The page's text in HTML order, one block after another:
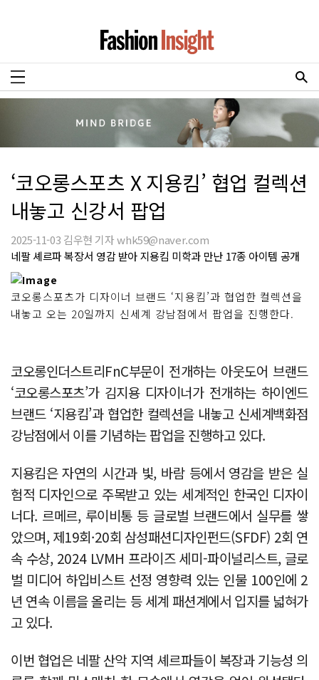
‘코오롱스포츠 X 지용킴’ 협업 컬렉션
내놓고 신강서 팝업
2025-11-03 김우현 기자 whk59@naver.com
네팔 셰르파 복장서 영감 받아 지용킴 미학과 만난 17종 아이템 공개
코오롱스포츠가 디자이너 브랜드 ‘지용킴’과 협업한 컬렉션을
내놓고 오는 20일까지 신세계 강남점에서 팝업을 진행한다.
코오롱인더스트리FnC부문이 전개하는 아웃도어 브랜드
‘코오롱스포츠’가 김지용 디자이너가 전개하는 하이엔드
브랜드 ‘지용킴’과 협업한 컬렉션을 내놓고 신세계백화점
강남점에서 이를 기념하는 팝업을 진행하고 있다.
지용킴은 자연의 시간과 빛, 바람 등에서 영감을 받은 실
험적 디자인으로 주목받고 있는 세계적인 한국인 디자이
너다. 르메르, 루이비통 등 글로벌 브랜드에서 실무를 쌓
았으며, 제19회·20회 삼성패션디자인펀드(SFDF) 2회 연
속 수상, 2024 LVMH 프라이즈 세미-파이널리스트, 글로
벌 미디어 하입비스트 선정 영향력 있는 인물 100인에 2
년 연속 이름을 올리는 등 세계 패션계에서 입지를 넓혀가
고 있다.
이번 협업은 네팔 산악 지역 셰르파들이 복장과 기능성 의